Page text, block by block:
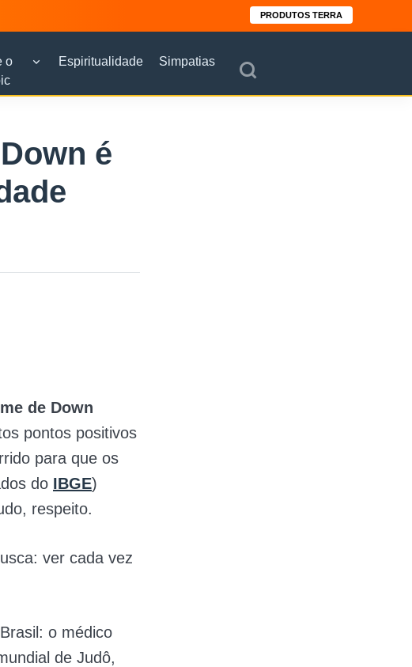
PRODUTOS TERRA
o
Espiritualidade Simpatias
é
de Down
pontos positivos
para que os
do IBGE)
respeito.
ver cada vez
o médico
de Judô,